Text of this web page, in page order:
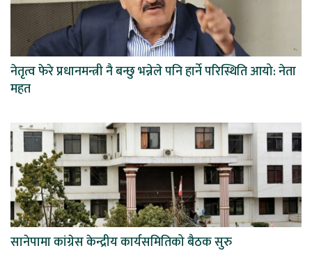
नेतृत्व फेरे प्रधानमन्त्री नै बन्छु भन्नेले पनि हार्ने परिस्थिति आयो: नेता
महत
सानेपामा कांग्रेस केन्द्रीय कार्यसमितिको बैठक सुरु